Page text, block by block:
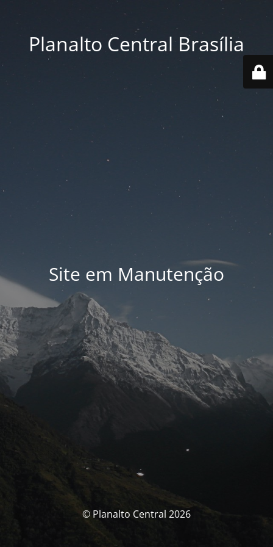
Planalto Central Brasília
Site em Manutenção
© Planalto Central 2026